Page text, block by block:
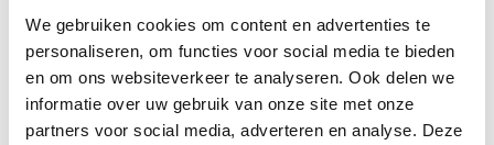
We gebruiken cookies om content en advertenties te
personaliseren, om functies voor social media te bieden
en om ons websiteverkeer te analyseren. Ook delen we
informatie over uw gebruik van onze site met onze
partners voor social media, adverteren en analyse. Deze
RLE 240
€239,00